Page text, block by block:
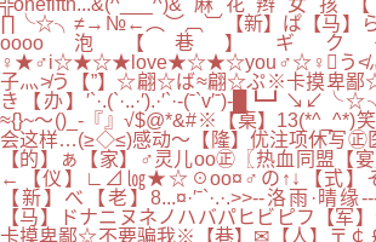
╬onefifth...&(^___^)&麻花辫女孩
∏╰☆╮≠→№←︵︶︹︺【新】ぱ【马】ら
oοоo泡【巷】ギク
♀★♂i☆★☆★love★☆★☆you♂☆♀う≮灬
子灬≯う【”】☆翩☆ば≈翩☆ぷ※卡摸卑鄙
き【办】′`·.(`·..·′).·′`·-(ˉ`v′ˉ)-
≈{}~～()_-『』√$@*&#※【桌】13(*^_^*)
会这样…(≥◇≤)感动～【隆】优注项休写㊣
【的】ぁ【家】♂灵儿oо㊣〖热血同盟【
←【仪】∟⊿㏒★☆☉oo¤♂の↑↓【式】そ
【新】べ【老】8...¤·′ˉ`·.·.>>--洛雨·晴缘---
【马】ドナニヌネノハバパヒビピフ【
卡摸卑鄙☆不要骗我※【巷】✉【人】〒